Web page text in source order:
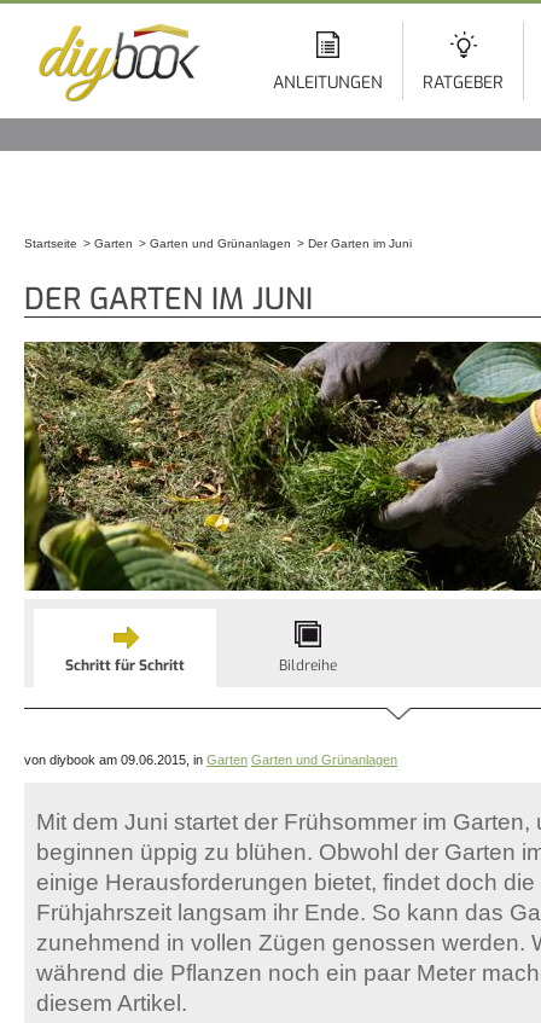
ANLEITUNGEN RATGEBER
Startseite Garten Garten und Grünanlagen Der Garten im Juni
DER GARTEN IM JUNI
Schritt für Schritt Bildreihe
von diybook am 09.06.2015, in Garten Garten und Grünanlagen
Mit dem Juni startet der Frühsommer im
beginnen üppig zu blühen. Obwohl der Garten
einige Herausforderungen bietet, findet doch
Frühjahrszeit langsam ihr Ende. So kann das
zunehmend in vollen Zügen genossen werden.
während die Pflanzen noch ein paar Meter
diesem Artikel.